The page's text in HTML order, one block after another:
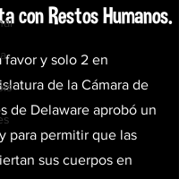
con Restos Humanos.
5 estrellas.
favor y solo 2 en
de la Cámara de
de Delaware aprobó un
para permitir que las
sus cuerpos en